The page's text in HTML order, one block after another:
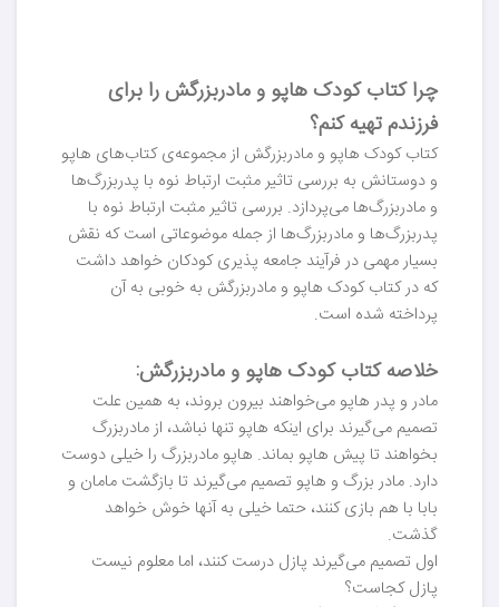
چرا کتاب کودک هاپو و مادربزرگش را برای
فرزندم تهیه کنم؟
کتاب کودک هاپو و مادربزرگش از مجموعه‌ی کتاب‌های هاپو
و دوستانش به بررسی تاثیر مثبت ارتباط نوه با پدربزرگ‌ها
و مادربزرگ‌ها می‌پردازد. بررسی تاثیر مثبت ارتباط نوه با
پدربزرگ‌ها و مادربزرگ‌ها از جمله موضوعاتی است که نقش
بسیار مهمی در فرآیند جامعه پذیری کودکان خواهد داشت
که در کتاب کودک هاپو و مادربزرگش به خوبی به آن
پرداخته شده است.
خلاصه کتاب کودک هاپو و مادربزرگش:
مادر و پدر هاپو می‌خواهند بیرون بروند، به همین علت
تصمیم می‌گیرند برای اینکه هاپو تنها نباشد، از مادربزرگ
بخواهند تا پیش هاپو بماند. هاپو مادربزرگ را خیلی دوست
دارد. مادر بزرگ و هاپو تصمیم می‌گیرند تا بازگشت مامان و
بابا با هم بازی کنند، حتما خیلی به آنها خوش خواهد
گذشت.
اول تصمیم می‌گیرند پازل درست کنند، اما معلوم نیست
پازل کجاست؟